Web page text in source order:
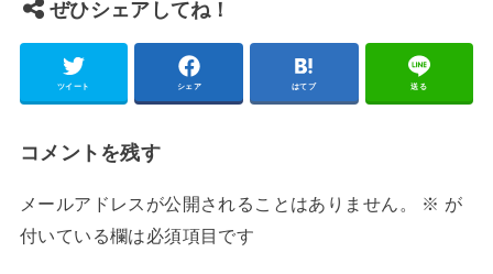
ぜひシェアしてね！
ツイート シェア はてブ 送る
コメントを残す
メールアドレスが公開されることはありません。 ※ が
付いている欄は必須項目です